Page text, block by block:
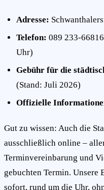
Adresse:
Telefon: 089 233-
Uhr)
Gebühr für die
(Stand: Juli 2026)
Offizielle
Gut zu wissen: Auch die
ausschließlich online –
Terminvereinbarung und
gebuchten Termin. Unsere
sofort, rund um die Uhr,